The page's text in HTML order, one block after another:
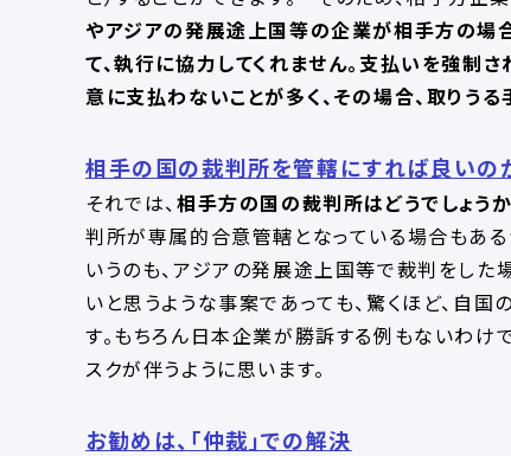
やアジアの発展途上国等の企業が相手方の場
て、執行に協力してくれません。支払いを強制
意に支払わないことが多く、その場合、取りう
相手の国の裁判所を管轄にすれば良いの
それでは、相手方の国の裁判所はどうでしょうか
判所が専属的合意管轄となっている場合もある
いうのも、アジアの発展途上国等で裁判をした
いと思うような事案であっても、驚くほど、自
す。もちろん日本企業が勝訴する例もないわけ
スクが伴うように思います。
お勧めは、「仲裁」での解決